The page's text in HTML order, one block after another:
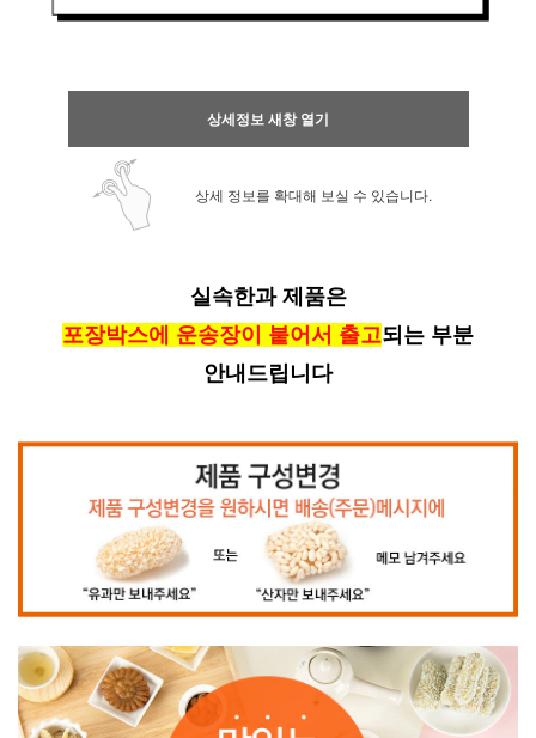
상세정보 새창 열기
상세 정보를 확대해 보실 수 있습니다.
실속한과 제품은
포장박스에 운송장이 붙어서 출고되는 부분
안내드립니다